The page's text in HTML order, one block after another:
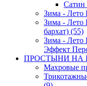
Сатин
Зима -
Зима - Лето
бархат) (55)
Зима -
Эффект
ПРОСТЫНИ НА
Махровые